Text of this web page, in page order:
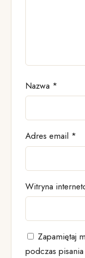
Nazwa *
Adres email *
Witryna
Zapamiętaj
podczas